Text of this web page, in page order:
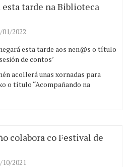
tarde na Biblioteca
01/2022
esta tarde aos nen@s o título
de contos’
acollerá unas xornadas para
o título “Acompañando na
colabora co Festival de
10/2021